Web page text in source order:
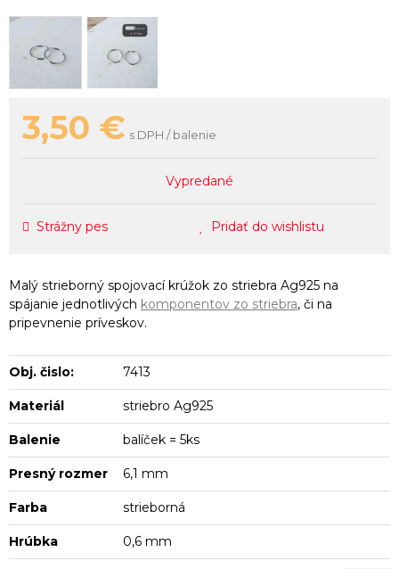
3,50 € s DPH / balenie
Vypredané
Strážny pes Pridať do wishlistu
Malý strieborný spojovací krúžok zo striebra Ag925 na
spájanie jednotlivých komponentov zo striebra, či na
pripevnenie príveskov.
Obj. čislo: 7413
Materiál striebro Ag925
Balenie balíček = 5ks
Presný rozmer 6,1 mm
Farba strieborná
Hrúbka 0,6 mm